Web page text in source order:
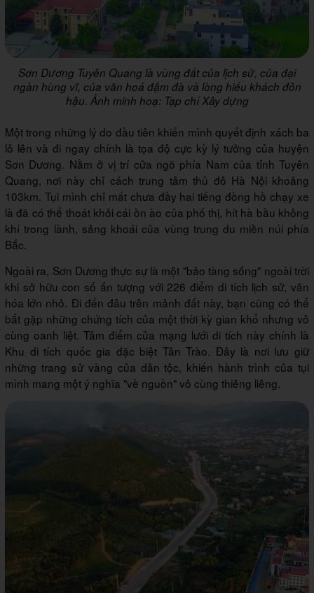
Sơn Dương Tuyên Quang là vùng đất của lịch sử, của đại
ngàn hùng vĩ, của văn hoá đậm đà và lòng hiếu khách đôn
hậu. Ảnh minh hoạ: Tạp chí Xây dựng
Một trong những lý do đầu tiên khiến mình quyết định xách ba
lô lên và đi ngay chính là tọa độ cực kỳ lý tưởng của huyện
Sơn Dương. Nằm ở vị trí cửa ngõ phía Nam của tỉnh Tuyên
Quang, nơi này chỉ cách trung tâm thủ đô Hà Nội khoảng
103km. Tụi mình chỉ mất chưa đầy hai tiếng đồng hồ chạy xe
là đã có thể thoát khỏi cái ồn ào của phố thị, hít hà bầu không
khí trong lành, sảng khoái của vùng trung du miền núi phía
Bắc.
Ngoài ra, Sơn Dương thực sự là một "bảo tàng sống" ngoài trời
khi sở hữu con số ấn tượng với 226 điểm di tích lịch sử, văn
hóa lớn nhỏ. Đi đến đâu trên mảnh đất này, bạn cũng có thể
bắt gặp những chứng tích của một thời kỳ gian khổ nhưng vô
cùng oanh liệt. Tâm điểm của mạng lưới di tích này chính là
Khu di tích quốc gia đặc biệt Tân Trào. Đây là nơi lưu giữ
những trang sử vàng của dân tộc, khiến hành trình của tụi
mình mang một ý nghĩa "về nguồn" vô cùng thiêng liêng.